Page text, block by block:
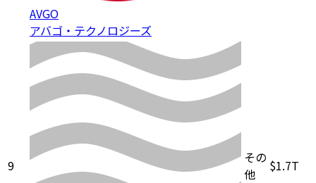
AVGO
アバゴ・テクノロジーズ
9
その
他
$1.7T